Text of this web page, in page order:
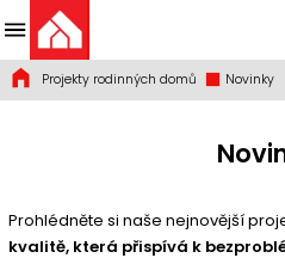
Projekty rodinných domů Novinky
Prohlédněte si naše nejnovější
kvalitě, která přispívá k